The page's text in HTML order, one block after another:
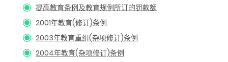
提高教育条例及教育规例所订的罚款额
2001年教育(修订)条例
2003年教育重组(杂项修订)条例
2004年教育(杂项修订)条例